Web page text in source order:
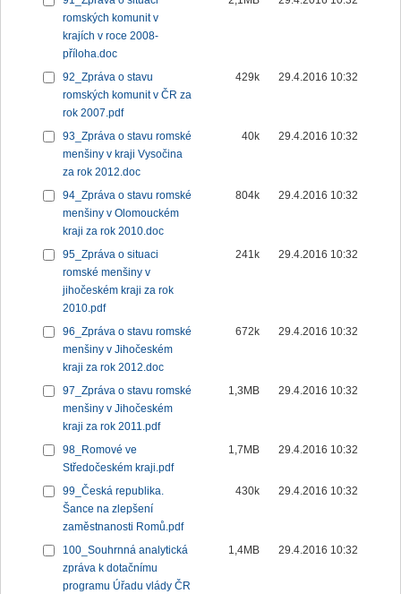
romských komunit v
krajích v roce 2008-
příloha.doc
92_Zpráva o stavu
romských komunit v ČR za
rok 2007.pdf
429k 29.4.2016 10:32
93_Zpráva o stavu romské
menšiny v kraji Vysočina
za rok 2012.doc
40k 29.4.2016 10:32
94_Zpráva o stavu romské
menšiny v Olomouckém
kraji za rok 2010.doc
804k 29.4.2016 10:32
95_Zpráva o situaci
romské menšiny v
jihočeském kraji za rok
2010.pdf
241k 29.4.2016 10:32
96_Zpráva o stavu romské
menšiny v Jihočeském
kraji za rok 2012.doc
672k 29.4.2016 10:32
97_Zpráva o stavu romské
menšiny v Jihočeském
kraji za rok 2011.pdf
1,3MB 29.4.2016 10:32
98_Romové ve
Středočeském kraji.pdf
1,7MB 29.4.2016 10:32
99_Česká republika.
Šance na zlepšení
zaměstnanosti Romů.pdf
430k 29.4.2016 10:32
100_Souhrnná analytická
zpráva k dotačnímu
programu Úřadu vlády ČR
1,4MB 29.4.2016 10:32